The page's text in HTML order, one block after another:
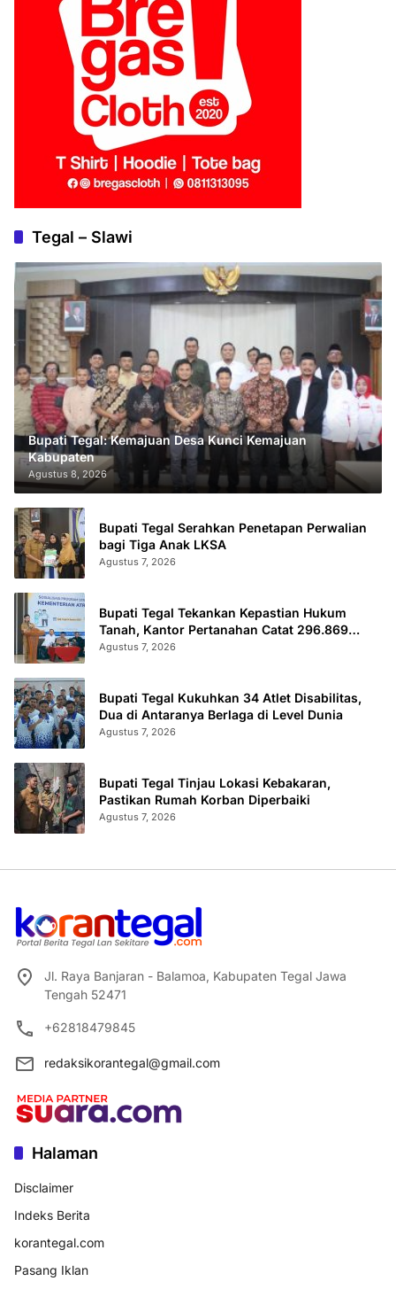
Tegal – Slawi
Bupati Tegal: Kemajuan Desa Kunci Kemajuan
Kabupaten
Agustus 8, 2026
Bupati Tegal Serahkan Penetapan Perwalian
bagi Tiga Anak LKSA
Agustus 7, 2026
Bupati Tegal Tekankan Kepastian Hukum
Tanah, Kantor Pertanahan Catat 296.869
Sertifikat Terbit
Agustus 7, 2026
Bupati Tegal Kukuhkan 34 Atlet Disabilitas,
Dua di Antaranya Berlaga di Level Dunia
Agustus 7, 2026
Bupati Tegal Tinjau Lokasi Kebakaran,
Pastikan Rumah Korban Diperbaiki
Agustus 7, 2026
Jl. Raya Banjaran - Balamoa, Kabupaten Tegal Jawa
Tengah 52471
+62818479845
redaksikorantegal@gmail.com
Halaman
Disclaimer
Indeks Berita
korantegal.com
Pasang Iklan